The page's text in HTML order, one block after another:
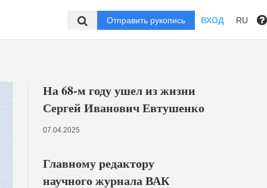
Отправить рукопись ВХОД RU
На 68-м году ушел из жизни
Сергей Иванович Евтушенко
07.04.2025
Главному редактору
научного журнала ВАК